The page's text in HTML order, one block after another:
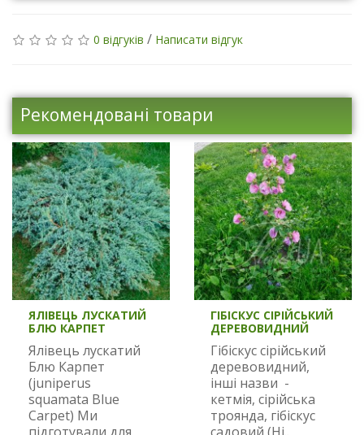
0 відгуків / Написати відгук
Рекомендовані товари
ЯЛІВЕЦЬ ЛУСКАТИЙ
БЛЮ КАРПЕТ
Ялівець лускатий
Блю Карпет
(juniperus
squamata Blue
Carpet) Ми
ГІБІСКУС СІРІЙСЬКИЙ
ДЕРЕВОВИДНИЙ
Гібіскус сірійський
деревовидний,
інші назви -
кетмія, сірійська
троянда, гібіскус